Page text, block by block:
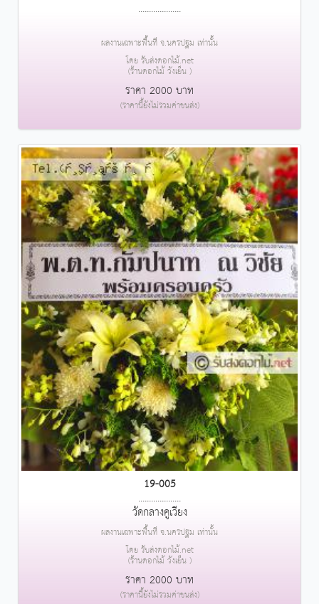
....................
ผลงานเฉพาะพื้นที่ จ.นครปฐม เท่านั้น
โดย รับส่งดอกไม้.net
(ร้านดอกไม้ วังเย็น )
ราคา 2000 บาท
(ราคานี้ยังไม่รวมค่าขนส่ง)
19-005
....................
วัดกลางคูเวียง
ผลงานเฉพาะพื้นที่ จ.นครปฐม เท่านั้น
โดย รับส่งดอกไม้.net
(ร้านดอกไม้ วังเย็น )
ราคา 2000 บาท
(ราคานี้ยังไม่รวมค่าขนส่ง)